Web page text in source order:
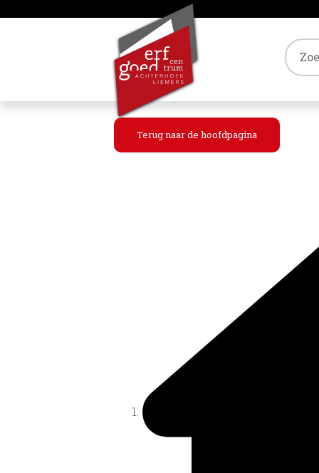
Terug naar de hoofdpagina